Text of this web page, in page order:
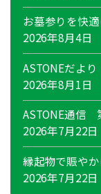
お墓参りを快適
2026年8月4日
ASTONEだよ
2026年8月1日
ASTONE通信
2026年7月22日
縁起物で賑や
2026年7月22日